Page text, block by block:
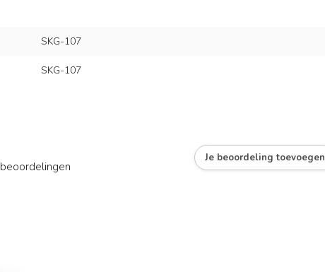
SKG-107
SKG-107
beoordelingen
Je beoordeling toevoegen